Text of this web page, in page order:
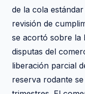
de la cola
revisión de
se acortó sobre la
disputas del
liberación parcial
reserva rodante